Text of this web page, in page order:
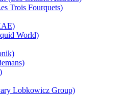
Trois Fourquets)
World)
Lobkowicz Group)